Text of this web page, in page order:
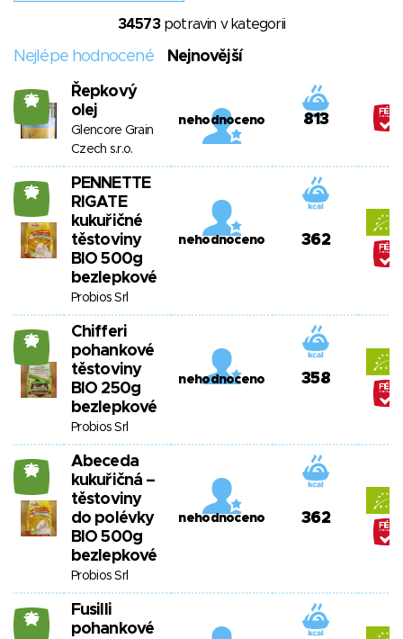
34573potravin v kategorii
Nejlépe hodnocené Nejnovější
26
Řepkový
olej
Glencore Grain
Czech s.r.o.
nehodnoceno 813
26
PENNETTE
RIGATE
kukuřičné
těstoviny
BIO 500g
bezlepkové
Probios Srl
nehodnoceno 362
26
Chifferi
pohankové
těstoviny
BIO 250g
bezlepkové
Probios Srl
nehodnoceno 358
26
Abeceda
kukuřičná –
těstoviny
do polévky
BIO 500g
bezlepkové
Probios Srl
nehodnoceno 362
26
Fusilli
pohankové